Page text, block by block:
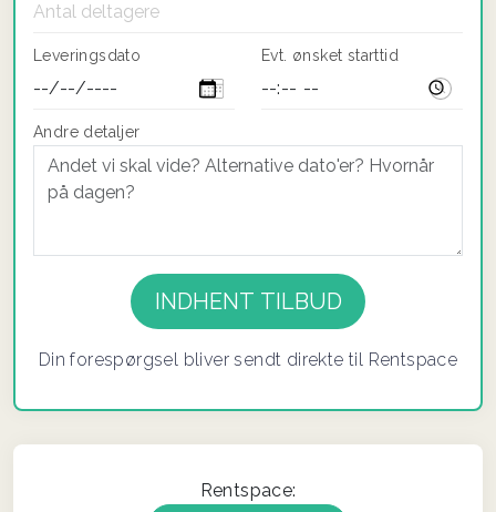
Leveringsdato Evt. ønsket starttid
Andre detaljer
this
Din forespørgsel bliver sendt direkte til Rentspace
Rentspace: